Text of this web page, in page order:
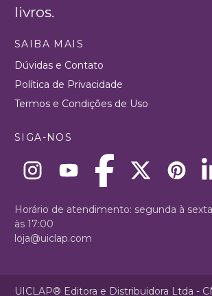
livros.
SAIBA MAIS
Dúvidas e Contato
Política de Privacidade
Termos e Condições de Uso
SIGA-NOS
Horário de atendimento: segunda à
às 17:00
loja@uiclap.com
UICLAP® Editora e Distribuidora Ltda -